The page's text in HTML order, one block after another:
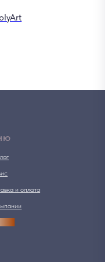
и оплата